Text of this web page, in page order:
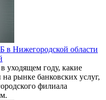
в Нижегородской области
уходящем году, какие
рынке банковских услуг,
филиала